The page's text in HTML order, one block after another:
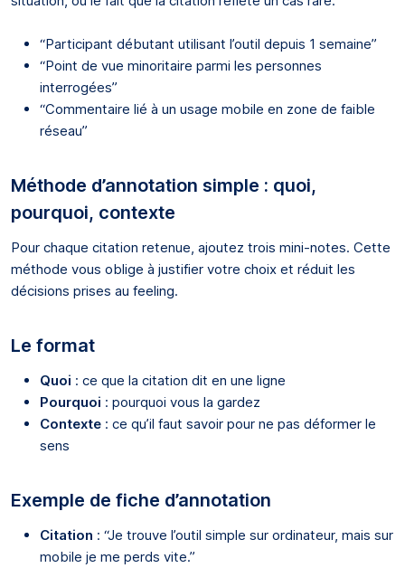
“Participant débutant utilisant l’outil depuis 1 semaine”
“Point de vue minoritaire parmi les personnes
interrogées”
“Commentaire lié à un usage mobile en zone de faible
réseau”
Méthode d’annotation simple : quoi,
pourquoi, contexte
Pour chaque citation retenue, ajoutez trois mini-notes. Cette
méthode vous oblige à justifier votre choix et réduit les
décisions prises au feeling.
Le format
Quoi : ce que la citation dit en une ligne
Pourquoi : pourquoi vous la gardez
Contexte : ce qu’il faut savoir pour ne pas déformer le
sens
Exemple de fiche d’annotation
Citation : “Je trouve l’outil simple sur ordinateur, mais sur
mobile je me perds vite.”